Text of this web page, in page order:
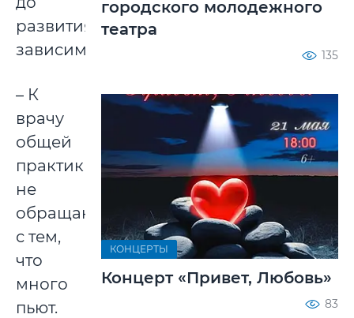
развития
зависимости.
– К
врачу
общей
практики
не
обращаются
с тем,
что
много
пьют.
городского молодежного
театра
135
КОНЦЕРТЫ
Концерт «Привет, Любовь»
83